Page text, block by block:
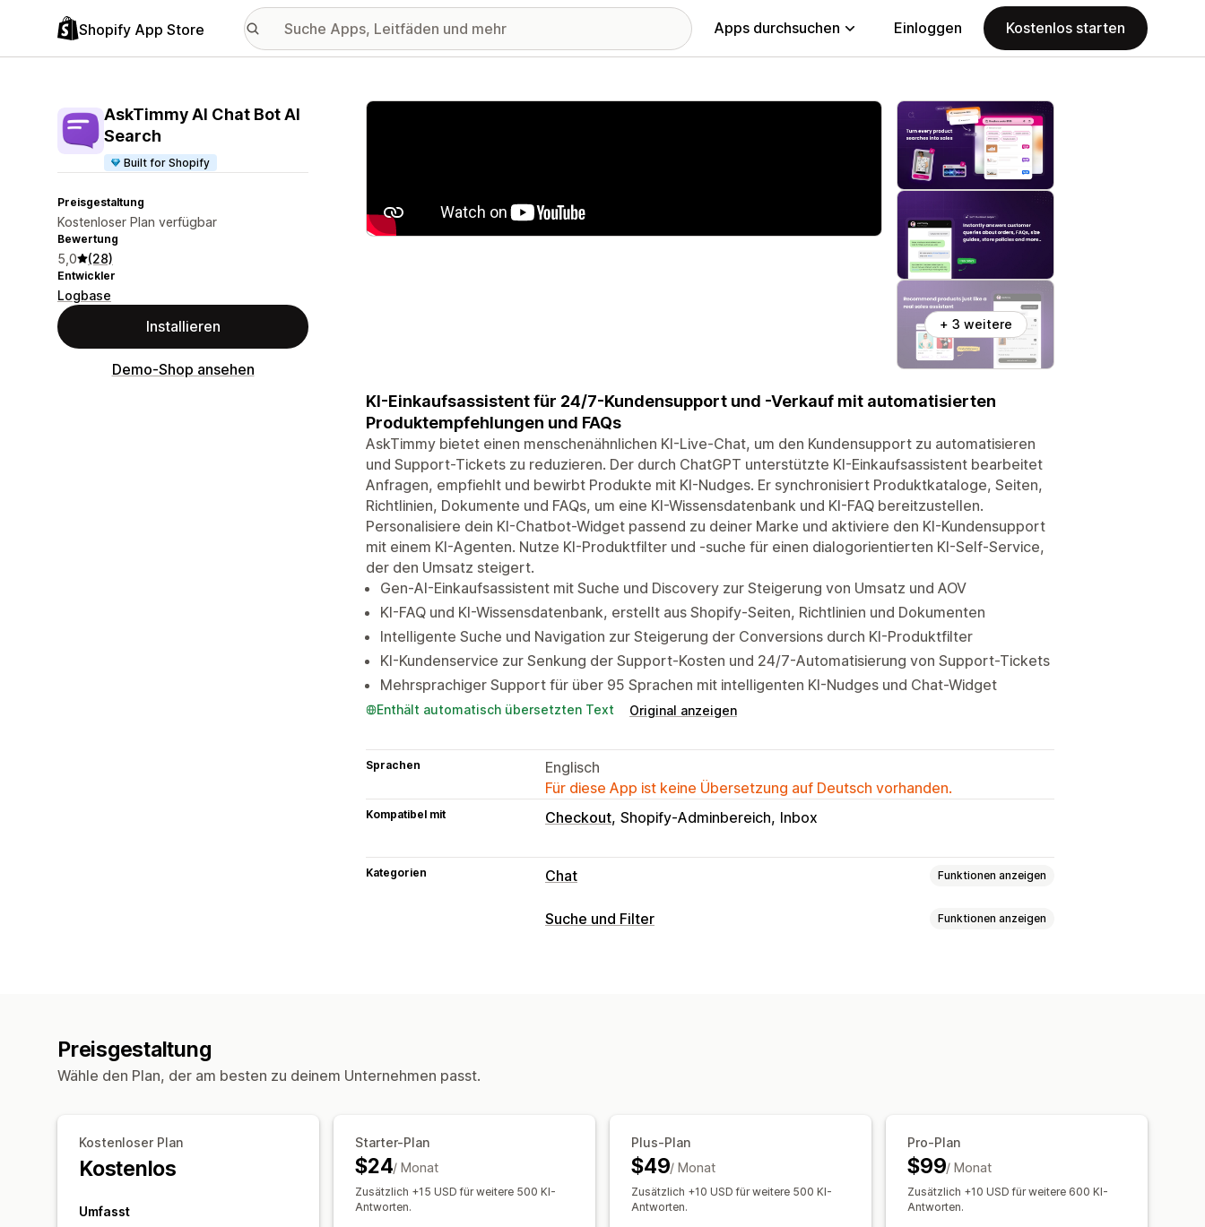
Shopify App Store Apps durchsuchen Einloggen Kostenlos starten
AskTimmy AI Chat Bot AI
Search
Built for Shopify
Preisgestaltung
Kostenloser Plan verfügbar
Bewertung
5,0 (28)
Entwickler
Logbase
Installieren
Demo-Shop ansehen
Vorgestellte Bildergalerie
+ 3 weitere
KI-Einkaufsassistent für 24/7-Kundensupport und -Verkauf mit automatisierten
Produktempfehlungen und FAQs
AskTimmy bietet einen menschenähnlichen KI-Live-Chat, um den Kundensupport zu automatisieren
und Support-Tickets zu reduzieren. Der durch ChatGPT unterstützte KI-Einkaufsassistent bearbeitet
Anfragen, empfiehlt und bewirbt Produkte mit KI-Nudges. Er synchronisiert Produktkataloge, Seiten,
Richtlinien, Dokumente und FAQs, um eine KI-Wissensdatenbank und KI-FAQ bereitzustellen.
Personalisiere dein KI-Chatbot-Widget passend zu deiner Marke und aktiviere den KI-Kundensupport
mit einem KI-Agenten. Nutze KI-Produktfilter und -suche für einen dialogorientierten KI-Self-Service,
der den Umsatz steigert.
Gen-AI-Einkaufsassistent mit Suche und Discovery zur Steigerung von Umsatz und AOV
KI-FAQ und KI-Wissensdatenbank, erstellt aus Shopify-Seiten, Richtlinien und Dokumenten
Intelligente Suche und Navigation zur Steigerung der Conversions durch KI-Produktfilter
KI-Kundenservice zur Senkung der Support-Kosten und 24/7-Automatisierung von Support-Tickets
Mehrsprachiger Support für über 95 Sprachen mit intelligenten KI-Nudges und Chat-Widget
Enthält automatisch übersetzten Text Original anzeigen
Sprachen
Englisch
Für diese App ist keine Übersetzung auf Deutsch vorhanden.
Kompatibel mit Checkout Shopify-Adminbereich Inbox
Kategorien Chat Funktionen anzeigen
Nachrichten in Echtzeit
Suche und Filter Funktionen anzeigen
Conversion-Tracking
Analysen in Echtzeit
Verhaltenseinblicke
Preisgestaltung
Wähle den Plan, der am besten zu deinem Unternehmen passt.
Kostenloser Plan
Kostenlos
Umfasst
Starter-Plan
$24/ Monat
Zusätzlich +15 USD für weitere 500 KI-
Antworten.
Plus-Plan
$49/ Monat
Zusätzlich +10 USD für weitere 500 KI-
Antworten.
Pro-Plan
$99/ Monat
Zusätzlich +10 USD für weitere 600 KI-
Antworten.